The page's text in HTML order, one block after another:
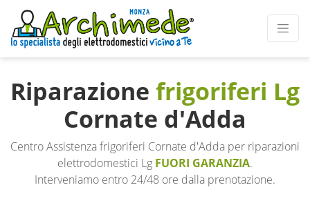
Riparazione frigoriferi Lg
Cornate d'Adda
Centro Assistenza frigoriferi Cornate d'Adda per riparazioni
elettrodomestici Lg FUORI GARANZIA.
Interveniamo entro 24/48 ore dalla prenotazione.